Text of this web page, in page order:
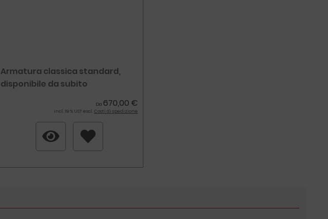
Armatura classica standard,
disponibile da subito
Da 670,00 €
incl. 19 % UST escl. Costi di spedizione